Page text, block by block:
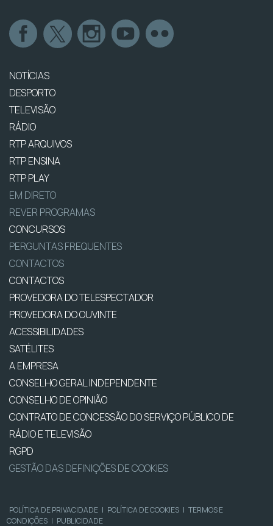
NOTÍCIAS
DESPORTO
TELEVISÃO
RÁDIO
RTP ARQUIVOS
RTP ENSINA
RTP PLAY
EM DIRETO
REVER PROGRAMAS
CONCURSOS
PERGUNTAS FREQUENTES
CONTACTOS
CONTACTOS
PROVEDORA DO TELESPECTADOR
PROVEDORA DO OUVINTE
ACESSIBILIDADES
SATÉLITES
A EMPRESA
CONSELHO GERAL INDEPENDENTE
CONSELHO DE OPINIÃO
CONTRATO DE CONCESSÃO DO SERVIÇO PÚBLICO DE
RÁDIO E TELEVISÃO
RGPD
GESTÃO DAS DEFINIÇÕES DE COOKIES
POLÍTICA DE PRIVACIDADE | POLÍTICA DE COOKIES | TERMOS E
CONDIÇÕES | PUBLICIDADE